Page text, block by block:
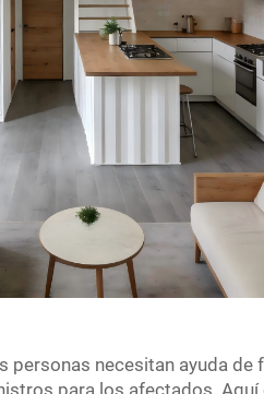
personas necesitan ayuda
para los afectados. Aquí